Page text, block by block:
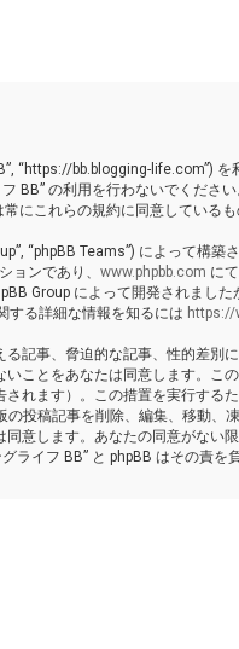
“https://bb.blogging-life.com”)
BB” の利用を行わないでくださ
にこれらの規約に同意しているも
“phpBB Teams”) によって構築
ョンであり、 www.phpbb.com に
Group によって開発されまし
する詳細な情報を知るには https://
記事、脅迫的な記事、性的差別
ことをあなたは同意します。こ
れます）。この措置を実行する
投稿記事を削除、編集、移動、
意します。あなたの同意がない
イフ BB” と phpBB はその責を